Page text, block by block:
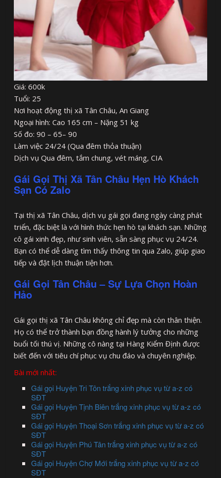
Giá: 600k
Tuổi: 25
Nơi hoạt động thị xã Tân Châu, An Giang
Ngoại hình: Cao 165 cm – Nặng 51 kg
Số đo: 90 – 65– 90
Làm việc 24/24 (Qua đêm thỏa thuận)
Dịch vụ Qua đêm, tắm chung, vét máng, CIA
Gái Gọi Thị Xã Tân Châu Hẹn Hò Khách
Sạn Có Zalo
Tại thị xã Tân Châu, dịch vụ gái gọi đang ngày càng phát
triển, đặc biệt là với hình thức hẹn hò tại khách sạn. Những
cô gái xinh đẹp, như sinh viên, sẵn sàng phục vụ 24/24.
Bạn có thể dễ dàng tìm thấy thông tin qua Zalo, giúp giao
tiếp và đặt lịch thuận tiện hơn.
Gái Gọi Tân Châu – Sự Lựa Chọn Hoàn
Hảo
Gái gọi thị xã Tân Châu không chỉ đẹp mà còn thân thiện.
Họ có thể trở thành bạn đồng hành lý tưởng cho những
buổi tối thú vị. Những cô nàng tại Hàng Kiểm Định được
biết đến với tiêu chí phục vụ chu đáo và chuyên nghiệp.
Bài mới nhất:
Gái gọi Huyện Tri Tôn trắng xinh phục vụ từ a-z có
SĐT
Gái gọi Huyện Tịnh Biên trắng xinh phục vụ từ a-z có
SĐT
Gái gọi Huyện Thoại Sơn trắng xinh phục vụ từ a-z có
SĐT
Gái gọi Huyện Phú Tân trắng xinh phục vụ từ a-z có
SĐT
Gái gọi Huyện Chợ Mới trắng xinh phục vụ từ a-z có
SĐT